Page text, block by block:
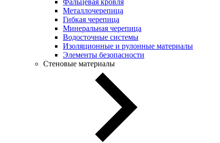
Металлочерепица
Гибкая черепица
Минеральная черепица
Водосточные системы
Изоляционные и рулонные материалы
Элементы безопасности
Стеновые материалы